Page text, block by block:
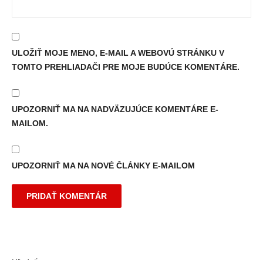
ULOŽIŤ MOJE MENO, E-MAIL A WEBOVÚ STRÁNKU V
TOMTO PREHLIADAČI PRE MOJE BUDÚCE KOMENTÁRE.
UPOZORNIŤ MA NA NADVÄZUJÚCE KOMENTÁRE E-
MAILOM.
UPOZORNIŤ MA NA NOVÉ ČLÁNKY E-MAILOM